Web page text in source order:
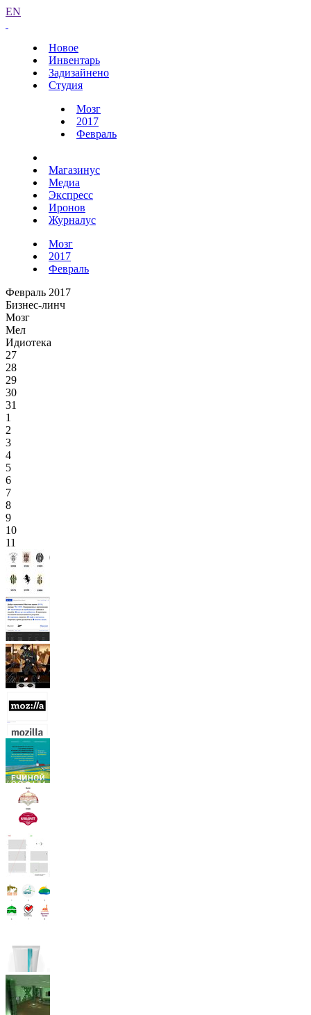
EN
Новое
Инвентарь
Задизайнено
Студия
Мозг
2017
Февраль
Магазинус
Медиа
Экспресс
Иронов
Журналус
Мозг
2017
Февраль
Февраль 2017
Бизнес-линч
Мозг
Мел
Идиотека
27
28
29
30
31
1
2
3
4
5
6
7
8
9
10
11